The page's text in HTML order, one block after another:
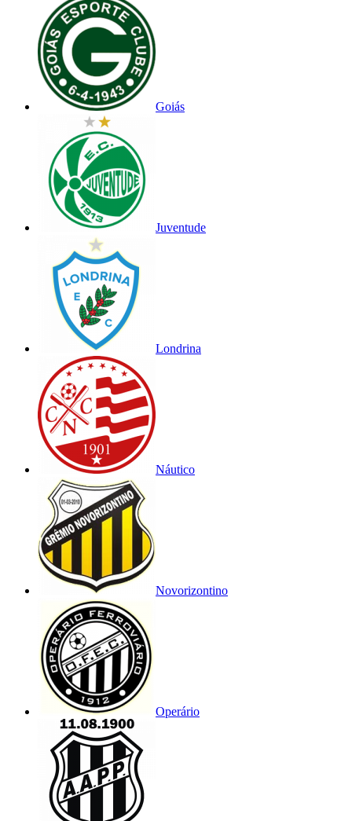
Goiás
Juventude
Londrina
Náutico
Novorizontino
Operário